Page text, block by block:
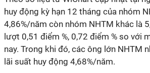
huy động kỳ hạn 12 tháng của nhóm
4,86%/năm còn nhóm NHTM khác là
lượt 0,51 điểm %, 0,72 điểm % so với
nay. Trong khi đó, các ông lớn NHTM
lãi suất huy động 4,68%/năm.